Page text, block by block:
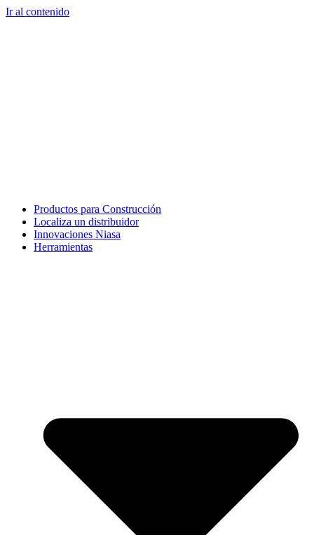
Ir al contenido
Productos para Construcción
Localiza un distribuidor
Innovaciones Niasa
Herramientas